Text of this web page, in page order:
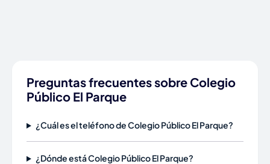
Preguntas frecuentes sobre Colegio
Público El Parque
¿Cuál es el teléfono de Colegio Público El Parque?
¿Dónde está Colegio Público El Parque?